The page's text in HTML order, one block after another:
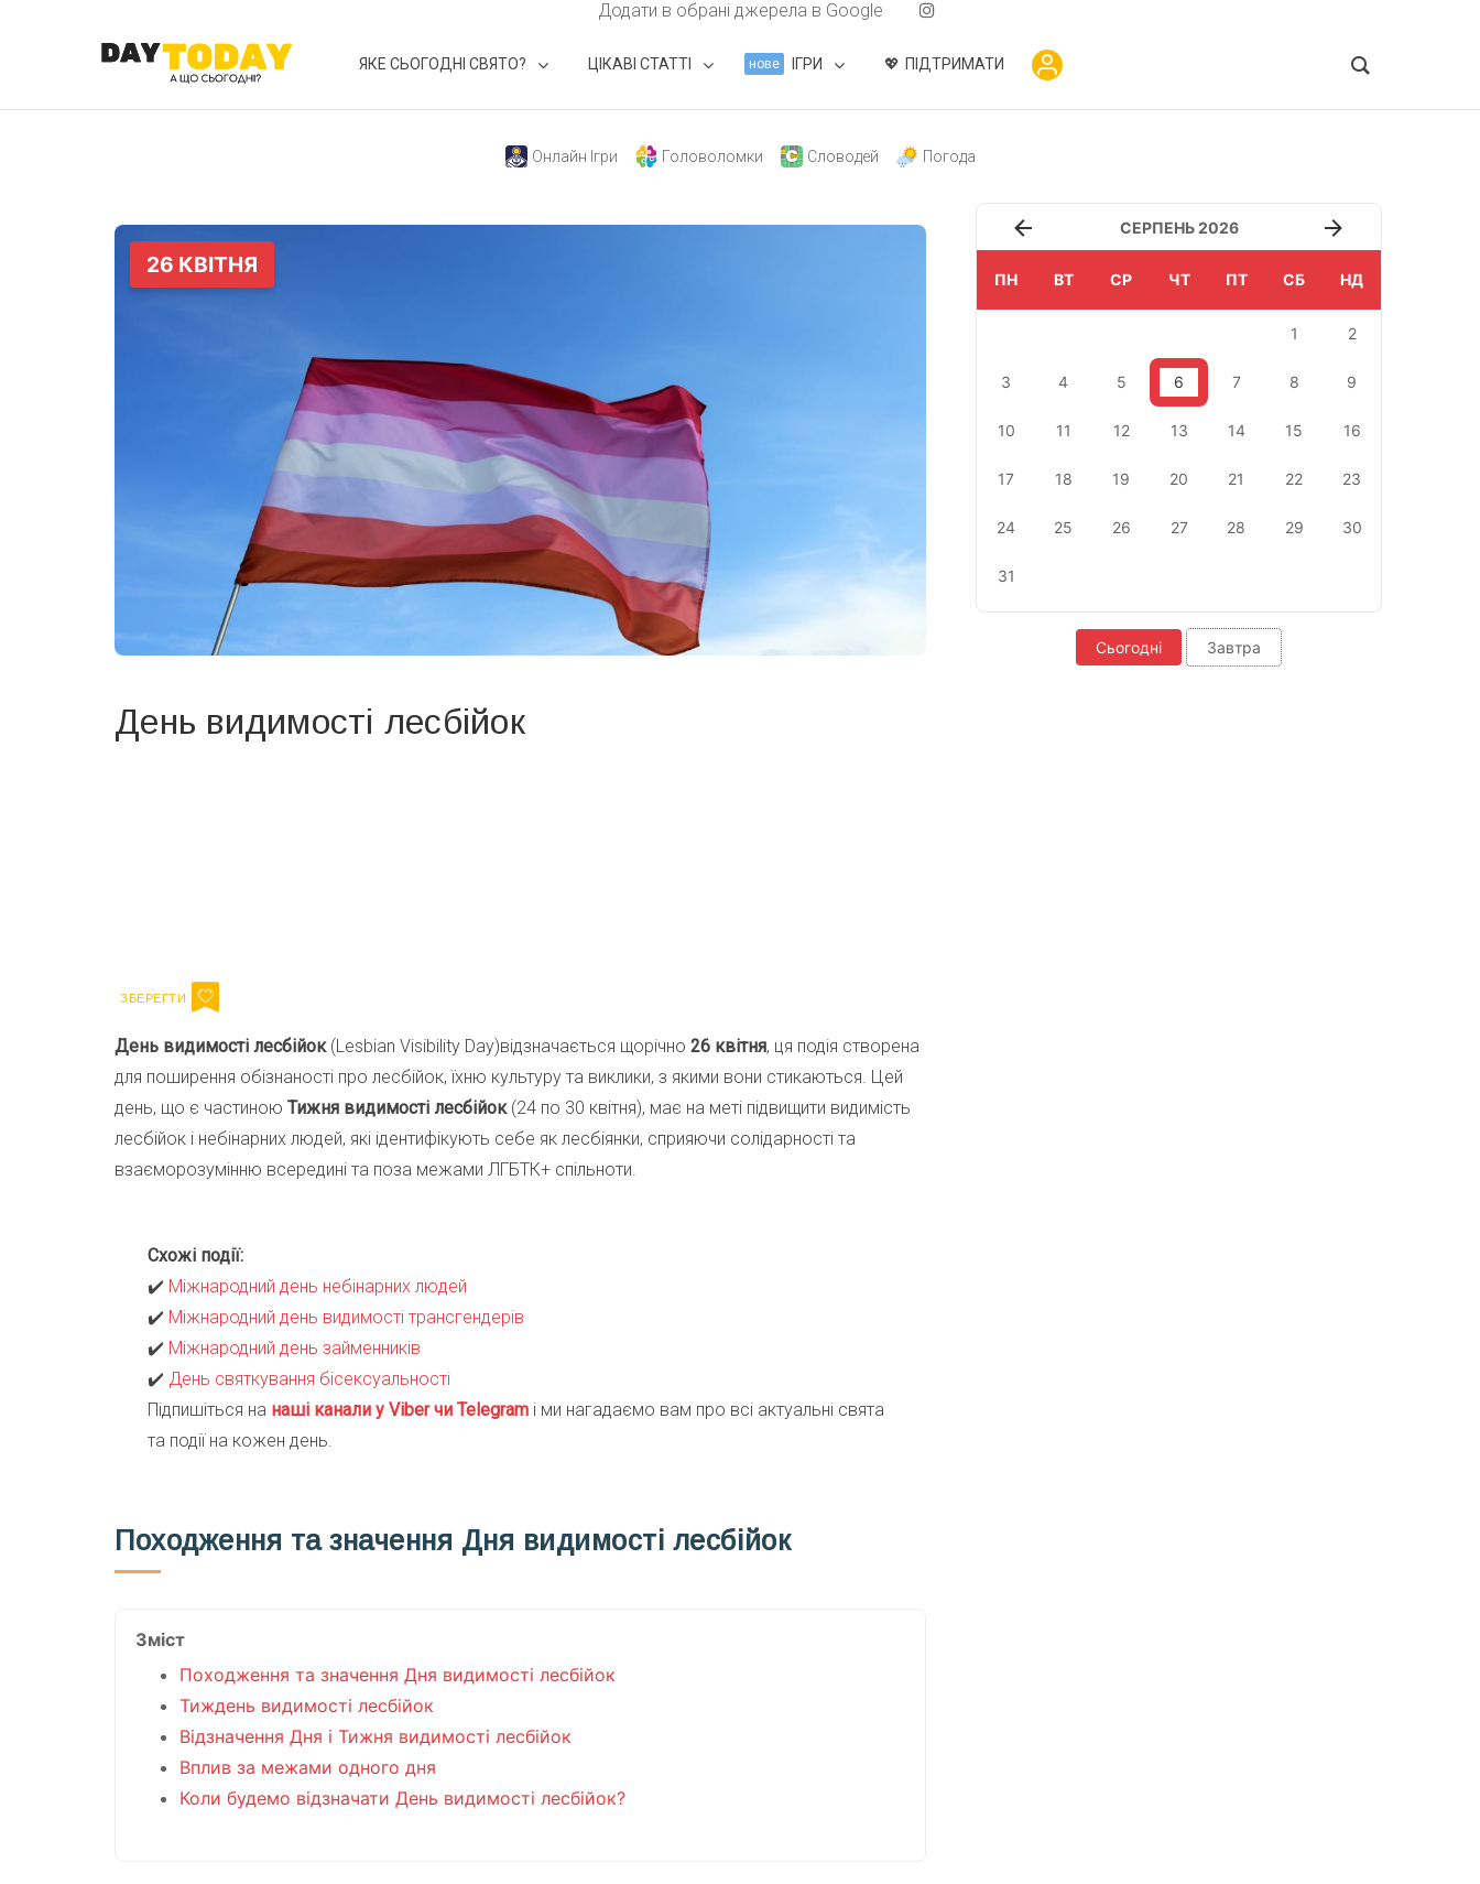
Додати в обрані джерела в Google
ЯКЕ СЬОГОДНІ СВЯТО? ЦІКАВІ СТАТТІ нове ІГРИ ПІДТРИМАТИ
Онлайн Ігри Головоломки Словодей Погода
День видимості лесбійок
День видимості лесбійок(Lesbian Visibility Day)відзначається щорічно 26 квітня, ця подія створена
для поширення обізнаності про лесбійок, їхню культуру та виклики, з якими вони стикаються. Цей
день, що є частиною Тижня видимості лесбійок(24 по 30 квітня), має на меті підвищити видимість
лесбійок і небінарних людей, які ідентифікують себе як лесбіянки, сприяючи солідарності та
взаєморозумінню всередині та поза межами ЛГБТК+ спільноти.
Схожі події:
✔️ Міжнародний день небінарних людей
✔️ Міжнародний день видимості трансгендерів
✔️ Міжнародний день займенників
✔️ День святкування бісексуальності
Підпишіться на наші канали у Viber чи Telegram і ми нагадаємо вам про всі актуальні свята
та події на кожен день.
Походження та значення Дня видимості лесбійок
Зміст
Походження та значення Дня видимості лесбійок
Тиждень видимості лесбійок
Відзначення Дня і Тижня видимості лесбійок
Вплив за межами одного дня
Коли будемо відзначати День видимості лесбійок?
СЕРПЕНЬ 2026
ПН ВТ СР ЧТ ПТ СБ НД
1 2
3 4 5 6 7 8 9
10 11 12 13 14 15 16
17 18 19 20 21 22 23
24 25 26 27 28 29 30
31
Сьогодні Завтра